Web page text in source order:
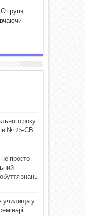
групи,
року
№ 25-СВ
просто
знань
училища у